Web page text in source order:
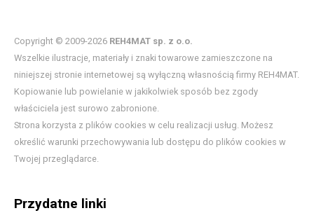
Copyright © 2009-2026 REH4MAT sp. z o.o.
Wszelkie ilustracje, materiały i znaki towarowe zamieszczone na
niniejszej stronie internetowej są wyłączną własnością firmy REH4MAT.
Kopiowanie lub powielanie w jakikolwiek sposób bez zgody
właściciela jest surowo zabronione.
Strona korzysta z plików cookies w celu realizacji usług. Możesz
określić warunki przechowywania lub dostępu do plików cookies w
Twojej przeglądarce.
Przydatne linki